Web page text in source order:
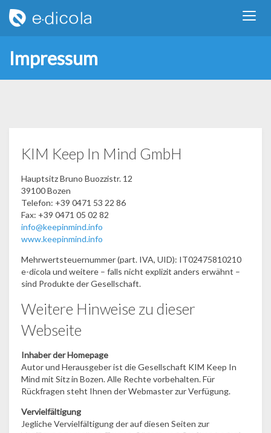
Impressum
KIM Keep In Mind GmbH
Hauptsitz Bruno Buozzistr. 12
39100 Bozen
Telefon: +39 0471 53 22 86
Fax: +39 0471 05 02 82
info@keepinmind.info
www.keepinmind.info
Mehrwertsteuernummer (part. IVA, UID): IT02475810210
e-dicola und weitere – falls nicht explizit anders erwähnt –
sind Produkte der Gesellschaft.
Weitere Hinweise zu dieser
Webseite
Inhaber der Homepage
Autor und Herausgeber ist die Gesellschaft KIM Keep In
Mind mit Sitz in Bozen. Alle Rechte vorbehalten. Für
Rückfragen steht Ihnen der Webmaster zur Verfügung.
Vervielfältigung
Jegliche Vervielfältigung der auf diesen Seiten zur